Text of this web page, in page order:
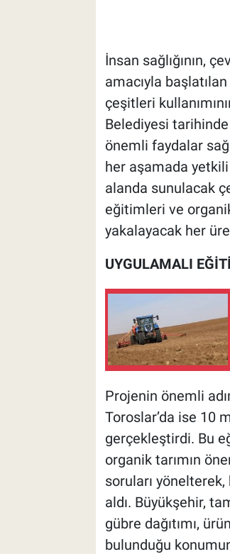
İnsan sağlığının,
amacıyla
çeşitleri
Belediyesi
önemli faydalar
her aşamada
alanda sunulacak
eğitimleri ve
yakalayacak her
UYGULAMALI
Projenin önemli
Toroslar’da ise 10
gerçekleştirdi. Bu
organik tarımın
soruları
aldı. Büyükşehir,
gübre dağıtımı,
bulunduğu